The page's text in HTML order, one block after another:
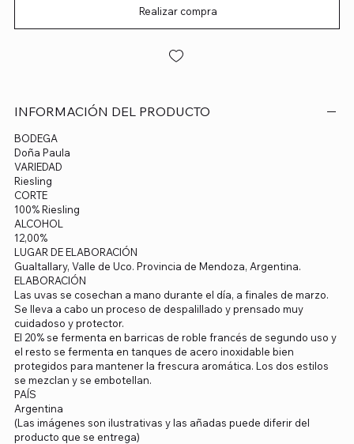
Realizar compra
INFORMACIÓN DEL PRODUCTO
BODEGA
Doña Paula
VARIEDAD
Riesling
CORTE
100% Riesling
ALCOHOL
12,00%
LUGAR DE ELABORACIÓN
Gualtallary, Valle de Uco. Provincia de Mendoza, Argentina.
ELABORACIÓN
Las uvas se cosechan a mano durante el día, a finales de marzo.
Se lleva a cabo un proceso de despalillado y prensado muy
cuidadoso y protector.
El 20% se fermenta en barricas de roble francés de segundo uso y
el resto se fermenta en tanques de acero inoxidable bien
protegidos para mantener la frescura aromática. Los dos estilos
se mezclan y se embotellan.
PAÍS
Argentina
(Las imágenes son ilustrativas y las añadas puede diferir del
producto que se entrega)